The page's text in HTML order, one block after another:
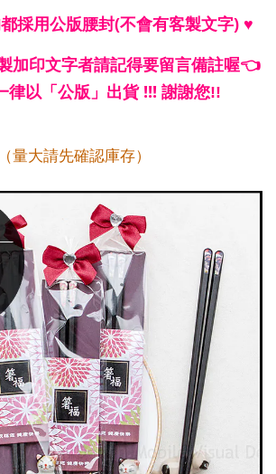
採用公版腰封(不會有客製文字) ♥
加印文字者請記得要留言備註喔👈
律以「公版」出貨 !!! 謝謝您!!
（量大請先確認庫存）